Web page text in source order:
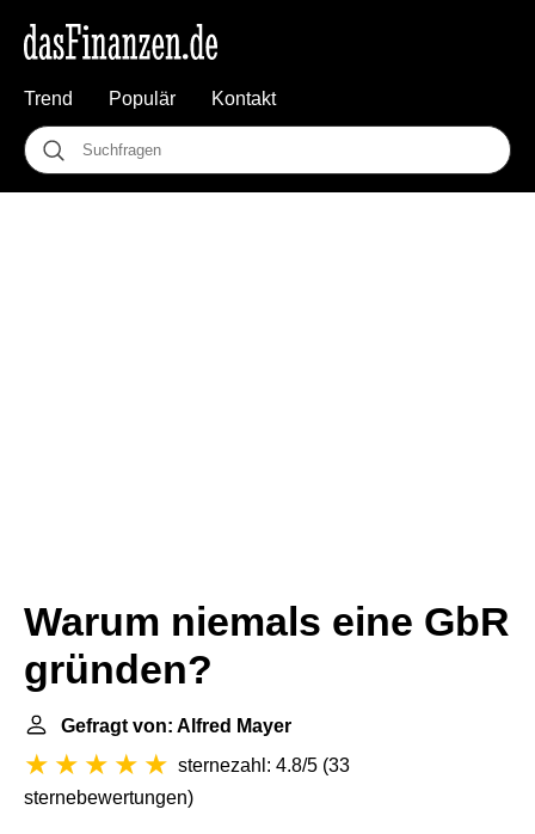
Trend Populär Kontakt
Warum niemals eine GbR
gründen?
Gefragt von: Alfred Mayer
sternezahl: 4.8/5 (33
sternebewertungen)